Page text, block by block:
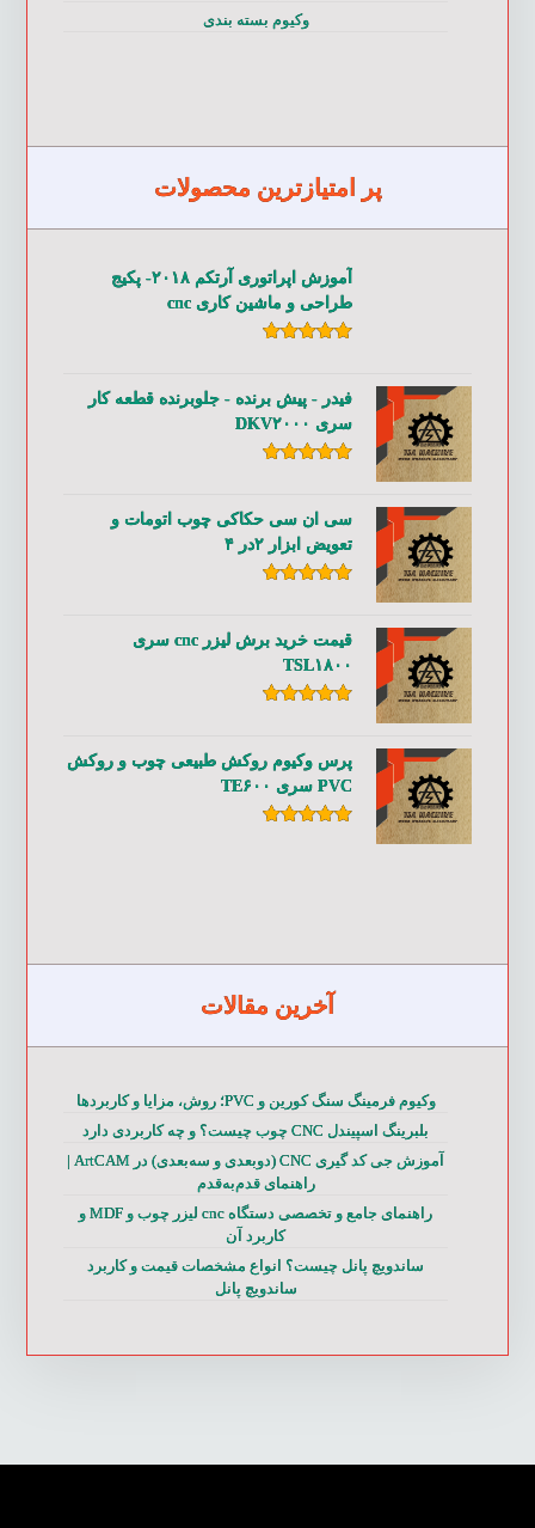
وکیوم بسته بندی
پر امتیازترین محصولات
آموزش اپراتوری آرتکم ۲۰۱۸- پکیج
طراحی و ماشین کاری cnc
فیدر - پیش برنده - جلوبرنده قطعه کار
سری DKV۲۰۰۰
سی ان سی حکاکی چوب اتومات و
تعویض ابزار ۲در ۴
قیمت خرید برش لیزر cnc سری
TSL۱۸۰۰
پرس وکیوم روکش طبیعی چوب و روکش
PVC سری TE۶۰۰
آخرین مقالات
وکیوم فرمینگ سنگ کورین و PVC؛ روش، مزایا و کاربردها
بلبرینگ اسپیندل CNC چوب چیست؟ و چه کاربردی دارد
آموزش جی کد گیری CNC (دوبعدی و سه‌بعدی) در ArtCAM |
راهنمای قدم‌به‌قدم
راهنمای جامع و تخصصی دستگاه cnc لیزر چوب و MDF و
کاربرد آن
ساندویچ پانل چیست؟ انواع مشخصات قیمت و کاربرد
ساندویچ پانل